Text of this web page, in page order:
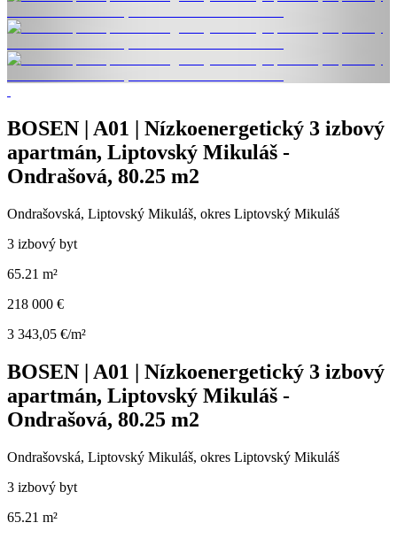
BOSEN | A01 | Nízkoenergetický 3 izbový
apartmán, Liptovský Mikuláš -
Ondrašová, 80.25 m2
Ondrašovská, Liptovský Mikuláš, okres Liptovský Mikuláš
3 izbový byt
65.21 m²
218 000 €
3 343,05 €/m²
BOSEN | A01 | Nízkoenergetický 3 izbový
apartmán, Liptovský Mikuláš -
Ondrašová, 80.25 m2
Ondrašovská, Liptovský Mikuláš, okres Liptovský Mikuláš
3 izbový byt
65.21 m²